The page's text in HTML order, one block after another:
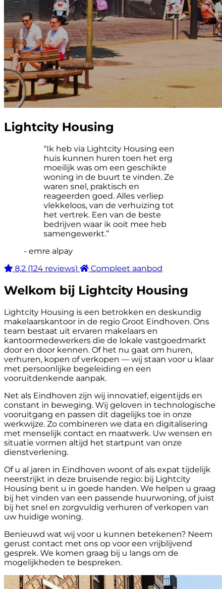
Lightcity Housing
“Ik heb via Lightcity Housing een
huis kunnen huren toen het erg
moeilijk was om een ​​geschikte
woning in de buurt te vinden. Ze
waren snel, praktisch en
reageerden goed. Alles verliep
vlekkeloos, van de verhuizing tot
het vertrek. Een van de beste
bedrijven waar ik ooit mee heb
samengewerkt.”
- emre alpay
8,2 (124 reviews) Compleet aanbod
Welkom bij Lightcity Housing
Lightcity Housing is een betrokken en deskundig
makelaarskantoor in de regio Groot Eindhoven. Ons
team bestaat uit ervaren makelaars en
kantoormedewerkers die de lokale vastgoedmarkt
door en door kennen. Of het nu gaat om huren,
verhuren, kopen of verkopen — wij staan voor u klaar
met persoonlijke begeleiding en een
vooruitdenkende aanpak.
Net als Eindhoven zijn wij innovatief, eigentijds en
constant in beweging. Wij geloven in technologische
vooruitgang en passen dit dagelijks toe in onze
werkwijze. Zo combineren we data en digitalisering
met menselijk contact en maatwerk. Uw wensen en
situatie vormen altijd het startpunt van onze
dienstverlening.
Of u al jaren in Eindhoven woont of als expat tijdelijk
neerstrijkt in deze bruisende regio: bij Lightcity
Housing bent u in goede handen. We helpen u graag
bij het vinden van een passende huurwoning, of juist
bij het snel en zorgvuldig verhuren of verkopen van
uw huidige woning.
Benieuwd wat wij voor u kunnen betekenen? Neem
gerust contact met ons op voor een vrijblijvend
gesprek. We komen graag bij u langs om de
mogelijkheden te bespreken.